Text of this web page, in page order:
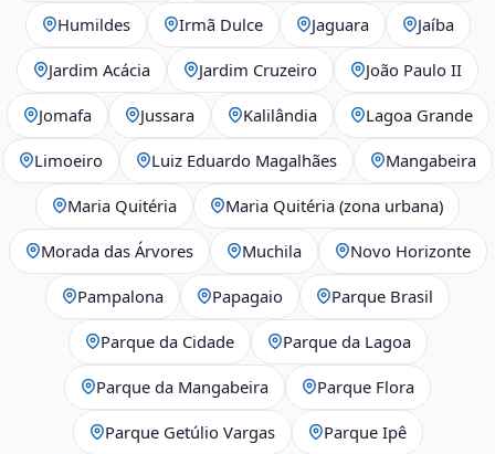
Humildes Irmã Dulce Jaguara Jaíba
Jardim Acácia Jardim Cruzeiro João Paulo II
Jomafa Jussara Kalilândia Lagoa Grande
Limoeiro Luiz Eduardo Magalhães Mangabeira
Maria Quitéria Maria Quitéria (zona urbana)
Morada das Árvores Muchila Novo Horizonte
Pampalona Papagaio Parque Brasil
Parque da Cidade Parque da Lagoa
Parque da Mangabeira Parque Flora
Parque Getúlio Vargas Parque Ipê